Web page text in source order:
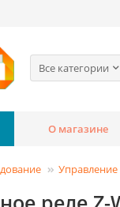
Все категории
О магазине